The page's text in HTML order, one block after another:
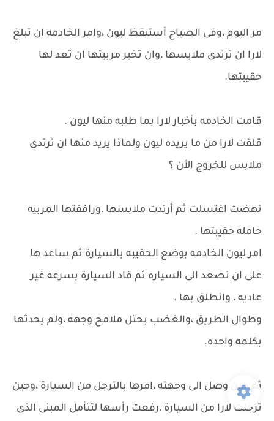
مر اليوم ،وفى الصباح أستيقظ ليون ،وامر الخادمه ان تبلغ
لارا ان ترتدى ملابسها ،وان تخبر مربيتها ان تعد لها
حقيبتها.
قامت الخادمه بأخبار لارا بما طلبه منها ليون .
قلقت لارا من ما يريده ليون ولماذا يريد منها ان ترتدى
ملابس للخروج الأن ؟
نهضت اغتسلت ثم أرتدت ملابسها ،ورافقتها المربيه
حامله حقيبتها .
امر ليون الخادمه بوضع الحقيبه بالسيارة ثم ساعد ها
على ان تصعد الى السياره ثم قاد السيارة بسرعه غير
عاديه ، وانطلق بها .
وطوال الطريق ،والغضب يحتل ملامح وجهه ،ولم يحدثها
بكلمه واحده.
ثم حين وصل الى وجهته ،امرها بالترجل من السيارة ،وحين
ترجلت لارا من السيارة ،رفعت رأسها لتتأمل المبنى الذى